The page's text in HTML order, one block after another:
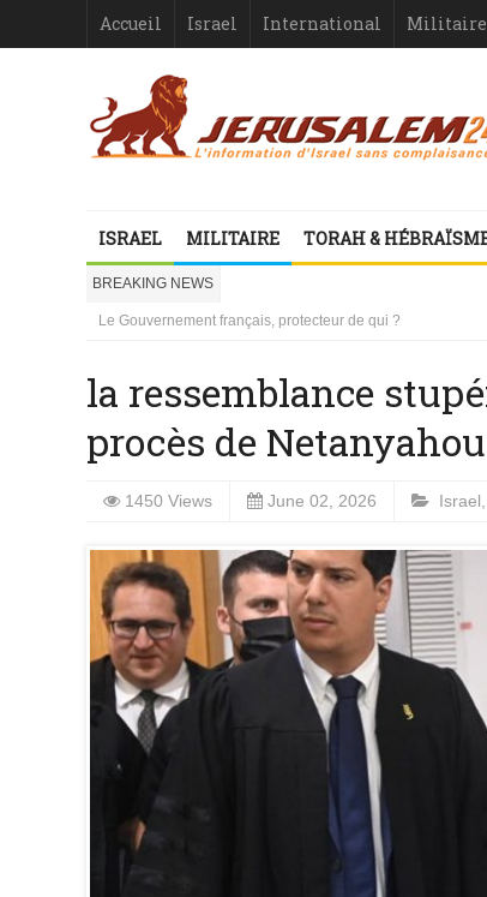
Accueil Israel International Militaire
ISRAEL MILITAIRE TORAH &
BREAKING NEWS
la ressemblance stupéfiante entre l’affaire Dreyfus et le
Vidéo d’Itamar Ben Gvir : inélégante fanfaronnade ou
Israël ou le droit international comme suicide juridiquement
Israël-France : asymétrie criante
la ressemblance
procès de Netanyahou
1450 Views June 02, 2026 Israel